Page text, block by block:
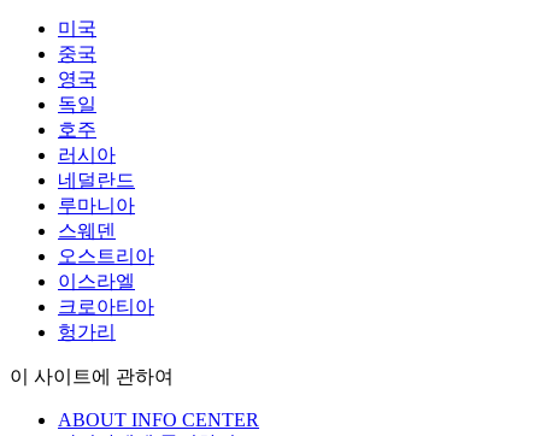
미국
중국
영국
독일
호주
러시아
네덜란드
루마니아
스웨덴
오스트리아
이스라엘
크로아티아
헝가리
이 사이트에 관하여
ABOUT INFO CENTER